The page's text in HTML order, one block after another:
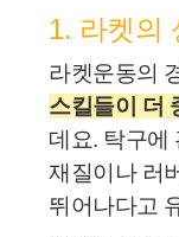
1. 라켓의
라켓운동의
스킬들이 더
데요. 탁구에
재질이나 러
뛰어나다고